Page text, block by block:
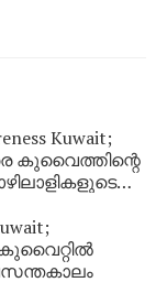
Kuwait;
കുവൈത്തിന്റെ